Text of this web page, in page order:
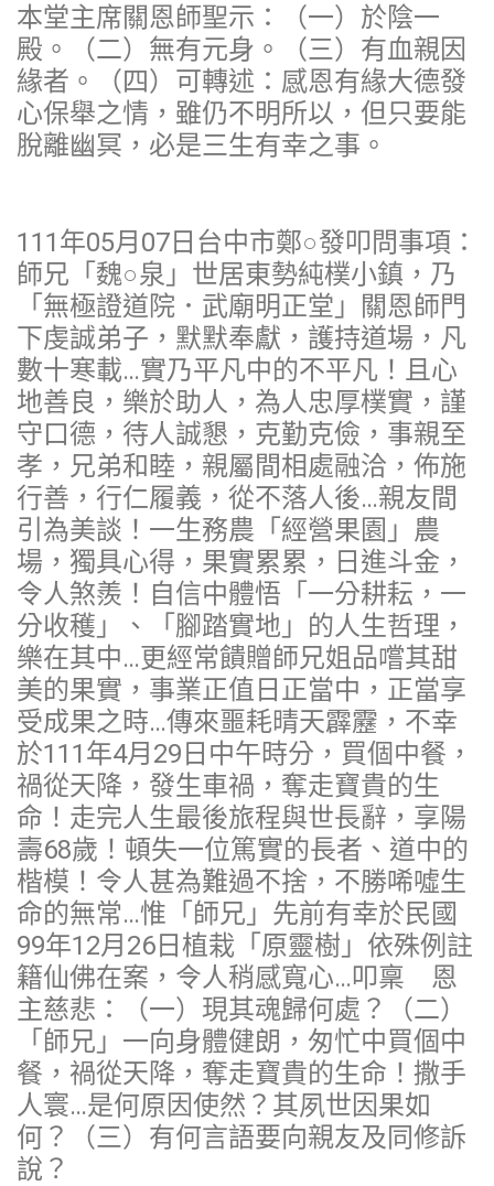
本堂主席關恩師聖示：（一）於陰一
殿。（二）無有元身。（三）有血親因
緣者。（四）可轉述：感恩有緣大德發
心保舉之情，雖仍不明所以，但只要能
脫離幽冥，必是三生有幸之事。
111年05月07日台中市鄭○發叩問事項：
師兄「魏○泉」世居東勢純樸小鎮，乃
「無極證道院．武廟明正堂」關恩師門
下虔誠弟子，默默奉獻，護持道場，凡
數十寒載…實乃平凡中的不平凡！且心
地善良，樂於助人，為人忠厚樸實，謹
守口德，待人誠懇，克勤克儉，事親至
孝，兄弟和睦，親屬間相處融洽，佈施
行善，行仁履義，從不落人後…親友間
引為美談！一生務農「經營果園」農
場，獨具心得，果實累累，日進斗金，
令人煞羨！自信中體悟「一分耕耘，一
分收穫」、「腳踏實地」的人生哲理，
樂在其中…更經常饋贈師兄姐品嚐其甜
美的果實，事業正值日正當中，正當享
受成果之時…傳來噩耗晴天霹靂，不幸
於111年4月29日中午時分，買個中餐，
禍從天降，發生車禍，奪走寶貴的生
命！走完人生最後旅程與世長辭，享陽
壽68歲！頓失一位篤實的長者、道中的
楷模！令人甚為難過不捨，不勝唏噓生
命的無常…惟「師兄」先前有幸於民國
99年12月26日植栽「原靈樹」依殊例註
籍仙佛在案，令人稍感寬心…叩稟 恩
主慈悲：（一）現其魂歸何處？（二）
「師兄」一向身體健朗，匆忙中買個中
餐，禍從天降，奪走寶貴的生命！撒手
人寰…是何原因使然？其夙世因果如
何？（三）有何言語要向親友及同修訴
說？